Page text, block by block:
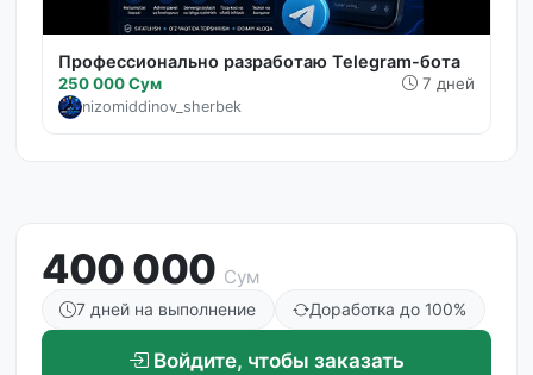
Профессионально разработаю Telegram-бота
250 000 Сум 7 дней
nizomiddinov_sherbek
400 000 Сум
7 дней на выполнение Доработка до 100%
Войдите, чтобы заказать